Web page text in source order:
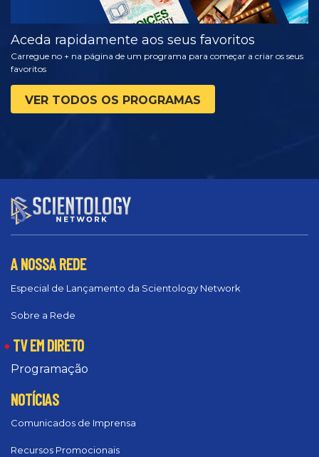
Aceda rapidamente aos seus favoritos
Carregue no + na página de um programa para começar a criar os seus
favoritos
VER TODOS OS PROGRAMAS
A NOSSA REDE
Especial de Lançamento da Scientology Network
Sobre a Rede
TV EM DIRETO
Programação
NOTÍCIAS
Comunicados de Imprensa
Recursos Promocionais